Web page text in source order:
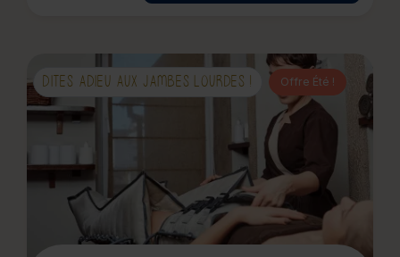
DITES ADIEU AUX JAMBES LOURDES ! Offre Été !